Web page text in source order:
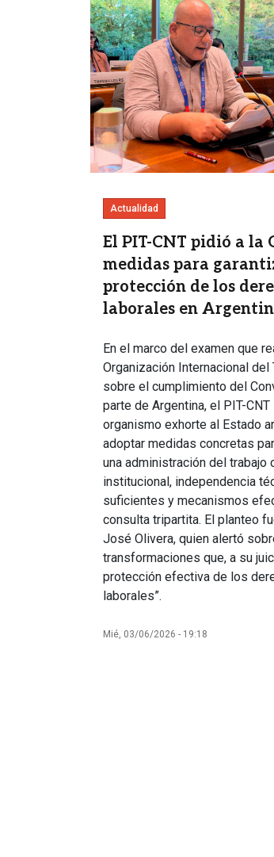
Actualidad
El PIT-CNT pidió a la
medidas para
protección de los
laborales en
En el marco del examen que
Organización Internacional del
sobre el cumplimiento del
parte de Argentina, el PIT-
organismo exhorte al Estado
adoptar medidas concretas
una administración del trabajo
institucional, independencia
suficientes y mecanismos
consulta tripartita. El planteo
José Olivera, quien alertó
transformaciones que, a su
protección efectiva de los
laborales”.
Mié, 03/06/2026 - 19:18